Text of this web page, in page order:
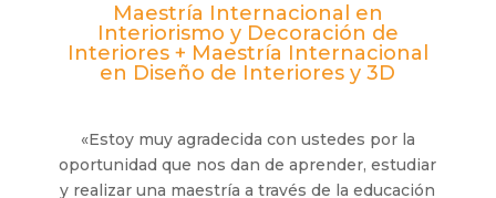
Maestría Internacional en
Interiorismo y Decoración de
Interiores + Maestría Internacional
en Diseño de Interiores y 3D
«Estoy muy agradecida con ustedes por la
oportunidad que nos dan de aprender, estudiar
y realizar una maestría a través de la educación